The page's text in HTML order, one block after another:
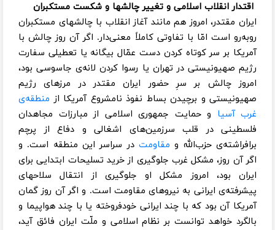
اقتدار انقلاب اسلامی و تغییر چالشها و شکست مستکبران
ایران مقتدر، امروز هم مانند آغاز انقلاب با چالشهای مستکبران
روبه‌رو است امّا با تفاوتی کاملاً معنی‌دار. اگر آن روز چالش با
آمریکا بر سر کوتاه کردن دست عمّال بیگانه یا تعطیلی سفارت
رژیم صهیونیستی در تهران یا رسوا کردن لانه‌ی جاسوسی بود،
امروز چالش بر سرِ حضور ایران مقتدر در مرزهای رژیم
صهیونیستی و برچیدن بساط نفوذ نامشروع آمریکا از منطقه‌ی
غرب آسیا و حمایت جمهوری اسلامی از مبارزات مجاهدان
فلسطینی در قلب سرزمین‌های اشغالی و دفاع از پرچم
برافراشته‌ی حزب‌الله و مقاومتدر سراسر این منطقه است. و
اگر آن روز، مشکل غرب جلوگیری از خرید تسلیحات ابتدایی برای
ایران بود،‌ امروز مشکل او جلوگیری از انتقال سلاحهای
پیشرفته‌ی ایرانی به نیروهای مقاومت است. و اگر آن روز گمان
آمریکا آن بود که با چند ایرانی خودفروخته یا با چند هواپیما و
بالگرد خواهد توانست بر نظام اسلامی و ملّت ایران فائق آید،